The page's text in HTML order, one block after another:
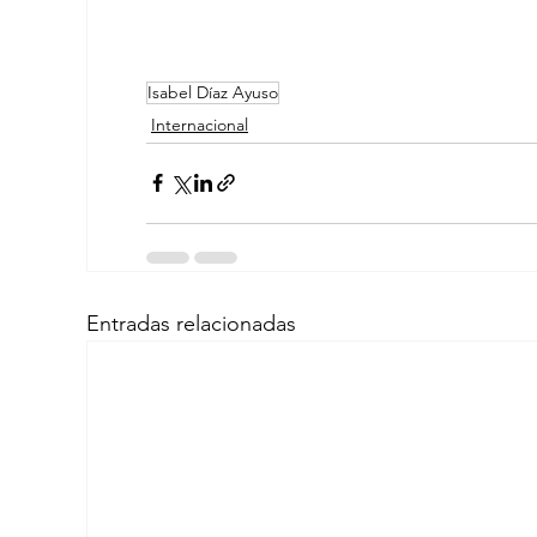
Isabel Díaz Ayuso
Internacional
Entradas relacionadas